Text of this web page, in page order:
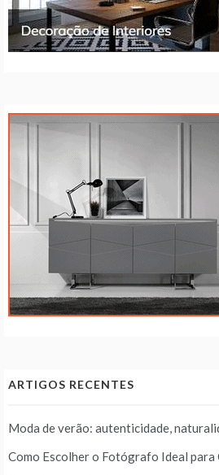
ARTIGOS RECENTES
Moda de verão: autenticidade,
Como Escolher o Fotógrafo Ideal para